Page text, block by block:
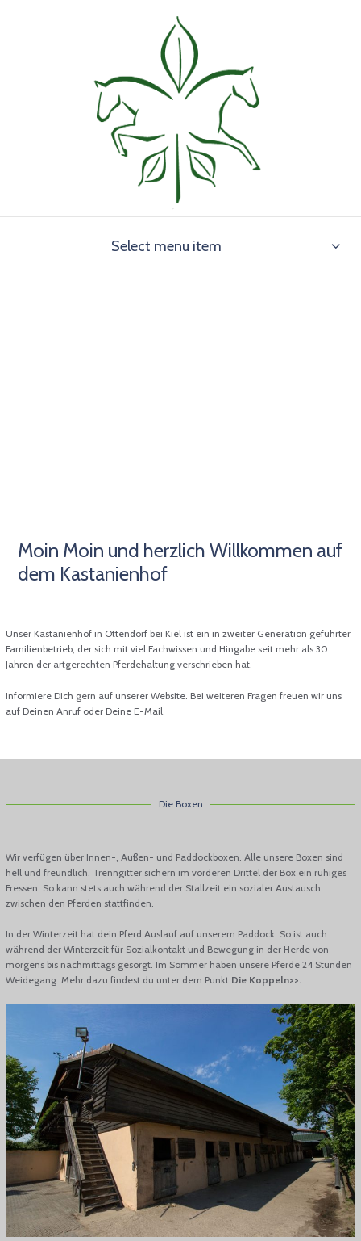
Select menu item
Moin Moin und herzlich Willkommen auf
dem Kastanienhof
Unser Kastanienhof in Ottendorf bei Kiel ist ein in zweiter Generation geführter
Familienbetrieb, der sich mit viel Fachwissen und Hingabe seit mehr als 30
Jahren der artgerechten Pferdehaltung verschrieben hat.
Informiere Dich gern auf unserer Website. Bei weiteren Fragen freuen wir uns
auf Deinen Anruf oder Deine E-Mail.
Die Boxen
Wir verfügen über Innen-, Außen- und Paddockboxen. Alle unsere Boxen sind
hell und freundlich. Trenngitter sichern im vorderen Drittel der Box ein ruhiges
Fressen. So kann stets auch während der Stallzeit ein sozialer Austausch
zwischen den Pferden stattfinden.
In der Winterzeit hat dein Pferd Auslauf auf unserem Paddock. So ist auch
während der Winterzeit für Sozialkontakt und Bewegung in der Herde von
morgens bis nachmittags gesorgt. Im Sommer haben unsere Pferde 24 Stunden
Weidegang. Mehr dazu findest du unter dem Punkt Die Koppeln>>.